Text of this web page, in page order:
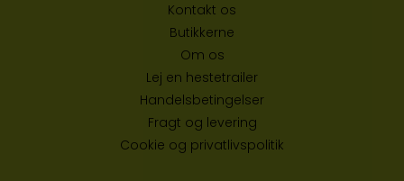
Kontakt os
Butikkerne
Om os
Lej en hestetrailer
Handelsbetingelser
Fragt og levering
Cookie og privatlivspolitik